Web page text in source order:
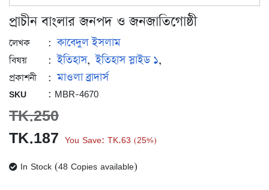
প্রাচীন বাংলার জনপদ ও জনজাতিগোষ্ঠী
লেখক : কাবেদুল ইসলাম
বিষয় : ইতিহাস, ইতিহাস স্লাইড ১,
প্রকাশনী : মাওলা ব্রাদার্স
SKU : MBR-4670
TK.250
Original
price
TK.187 Current
price
You Save: TK.63 (25%)
In Stock (48 Copies available)